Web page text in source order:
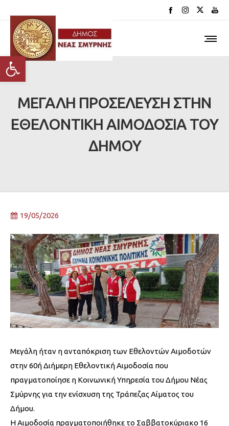
Ανοίξτε τη γραμμή εργαλείων
ΜΕΓΑΛΗ ΠΡΟΣΕΛΕΥΣΗ ΣΤΗΝ
ΕΘΕΛΟΝΤΙΚΗ ΑΙΜΟΔΟΣΙΑ ΤΟΥ
ΔΗΜΟΥ
19/05/2026
Μεγάλη ήταν η ανταπόκριση των Εθελοντών Αιμοδοτών
στην 60ή Διήμερη Εθελοντική Αιμοδοσία που
πραγματοποίησε η Κοινωνική Υπηρεσία του Δήμου Νέας
Σμύρνης για την ενίσχυση της Τράπεζας Αίματος του
Δήμου.
Η Αιμοδοσία πραγματοποιήθηκε το Σαββατοκύριακο 16